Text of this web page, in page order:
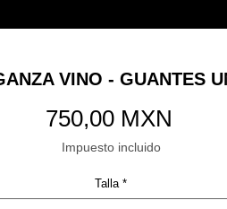
VINO - GUANTES
750,00 MXN
Impuesto incluido
Talla *